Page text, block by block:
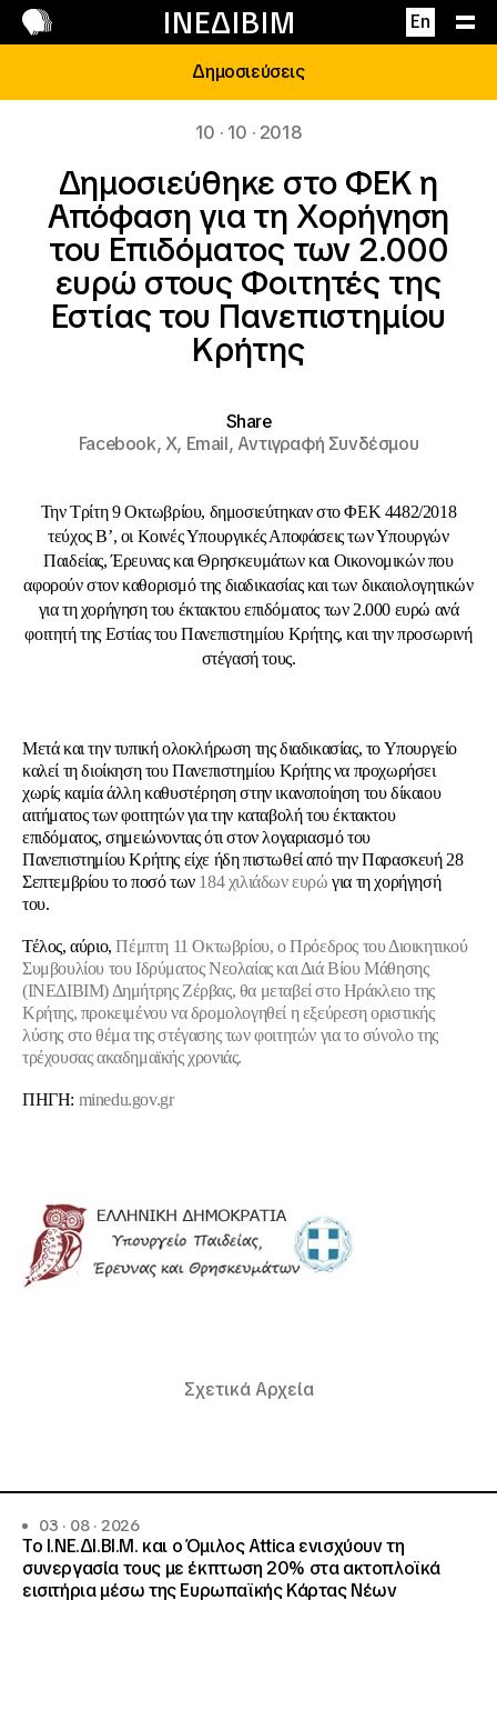
ΙΝΕΔΙΒΙΜ En
Επικοινωνία
Δημοσιεύσεις
10 · 10 · 2018
Δημοσιεύθηκε στο ΦΕΚ η
Απόφαση για τη Χορήγηση
του Επιδόματος των 2.000
ευρώ στους Φοιτητές της
Εστίας του Πανεπιστημίου
Κρήτης
Share
Facebook,X, Email,Αντιγραφή Συνδέσμου
Την Τρίτη 9 Οκτωβρίου, δημοσιεύτηκαν στο ΦΕΚ 4482/2018
τεύχος Β’, οι Κοινές Υπουργικές Αποφάσεις των Υπουργών
Παιδείας, Έρευνας και Θρησκευμάτων και Οικονομικών που
αφορούν στον καθορισμό της διαδικασίας και των δικαιολογητικών
για τηχορήγηση του έκτακτου επιδόματος των 2.000 ευρώ ανά
φοιτητή της Εστίας του Πανεπιστημίου Κρήτης, και την προσωρινή
στέγασή τους.
Μετά και την τυπική ολοκλήρωση της διαδικασίας, το Υπουργείο
καλεί τη διοίκηση του Πανεπιστημίου Κρήτης να προχωρήσει
χωρίς καμία άλλη καθυστέρηση στην ικανοποίηση του δίκαιου
αιτήματος των φοιτητών για την καταβολή του έκτακτου
επιδόματος, σημειώνοντας ότι στον λογαριασμό του
Πανεπιστημίου Κρήτης είχε ήδη πιστωθεί από την Παρασκευή 28
Σεπτεμβρίου το ποσό των 184 χιλιάδων ευρώ για τη χορήγησή
του.
Τέλος, αύριο, Πέμπτη 11 Οκτωβρίου, ο Πρόεδρος του Διοικητικού
Συμβουλίου του Ιδρύματος Νεολαίας και Διά Βίου Μάθησης
(ΙΝΕΔΙΒΙΜ) Δημήτρης Ζέρβας, θα μεταβεί στο Ηράκλειο της
Κρήτης, προκειμένου να δρομολογηθεί η εξεύρεση οριστικής
λύσης στο θέμα της στέγασης των φοιτητών για το σύνολο της
τρέχουσας ακαδημαϊκής χρονιάς.
ΠΗΓΗ: minedu.gov.gr
Σχετικά Αρχεία
03 · 08 · 2026
Το Ι.ΝΕ.ΔΙ.ΒΙ.Μ. και o Όμιλος Attica ενισχύουν τη
συνεργασία τους με έκπτωση 20% στα ακτοπλοϊκά
εισιτήρια μέσω της Ευρωπαϊκής Κάρτας Νέων